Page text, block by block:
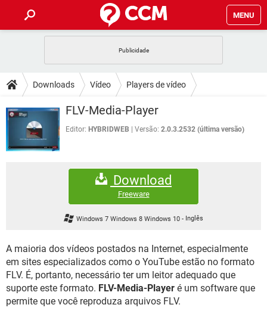
MENU
CELULAR FACEBOOK
OUTLOOK EXCEL
INSTAGRAM GMAIL
GUIA DE COMPRAS
DICAS
JOGOS
CELULAR FACEBOOK
OUTLOOK
DOWNLOADS
JOGOS WHATSAPP
CELULAR
EXCEL
GMAIL
FÓRUM
FACEBOOK
EXCEL
GMAIL
WHATSAPP
INSTAGRAM GMAIL
GUIA DE COMPRAS
Downloads Vídeo Players de vídeo
FLV-Media-Player
Editor: HYBRIDWEB Versão: 2.0.3.2532 (última versão)
Download
Freeware
Windows 7 Windows 8 Windows 10 - Inglês
A maioria dos vídeos postados na Internet, especialmente
em sites especializados como o YouTube estão no formato
FLV. É, portanto, necessário ter um leitor adequado que
suporte este formato. FLV-Media-Player é um software que
permite que você reproduza arquivos FLV.